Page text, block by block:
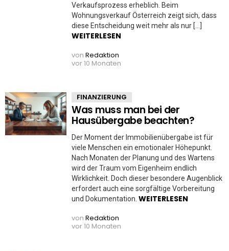
Verkaufsprozess erheblich. Beim
Wohnungsverkauf Österreich zeigt sich, dass
diese Entscheidung weit mehr als nur […]
WEITERLESEN
von Redaktion
vor 10 Monaten
FINANZIERUNG
Was muss man bei der
Hausübergabe beachten?
Der Moment der Immobilienübergabe ist für
viele Menschen ein emotionaler Höhepunkt.
Nach Monaten der Planung und des Wartens
wird der Traum vom Eigenheim endlich
Wirklichkeit. Doch dieser besondere Augenblick
erfordert auch eine sorgfältige Vorbereitung
und Dokumentation. WEITERLESEN
von Redaktion
vor 10 Monaten